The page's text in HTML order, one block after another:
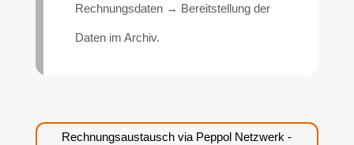
Rechnungsdaten → Bereitstellung der
Daten im Archiv.
Rechnungsaustausch via Peppol Netzwerk -